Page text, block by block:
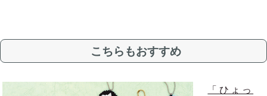
こちらもおすすめ
「ひょっ